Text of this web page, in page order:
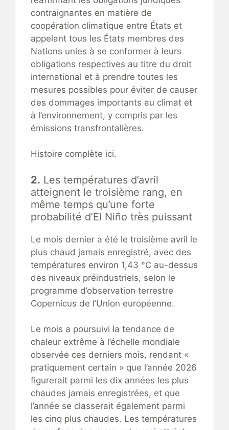
contraignantes en matière de
coopération climatique entre États et
appelant tous les États membres des
Nations unies à se conformer à leurs
obligations respectives au titre du droit
international et à prendre toutes les
mesures possibles pour éviter de causer
des dommages importants au climat et
à l’environnement, y compris par les
émissions transfrontalières.
Histoire complète ici.
2. Les températures d’avril
atteignent le troisième rang, en
même temps qu’une forte
probabilité d’El Niño très puissant
Le mois dernier a été le troisième avril le
plus chaud jamais enregistré, avec des
températures environ 1,43 °C au-dessus
des niveaux préindustriels, selon le
programme d’observation terrestre
Copernicus de l’Union européenne.
Le mois a poursuivi la tendance de
chaleur extrême à l’échelle mondiale
observée ces derniers mois, rendant «
pratiquement certain » que l’année 2026
figurerait parmi les dix années les plus
chaudes jamais enregistrées, et que
l’année se classerait également parmi
les cinq plus chaudes. Les températures